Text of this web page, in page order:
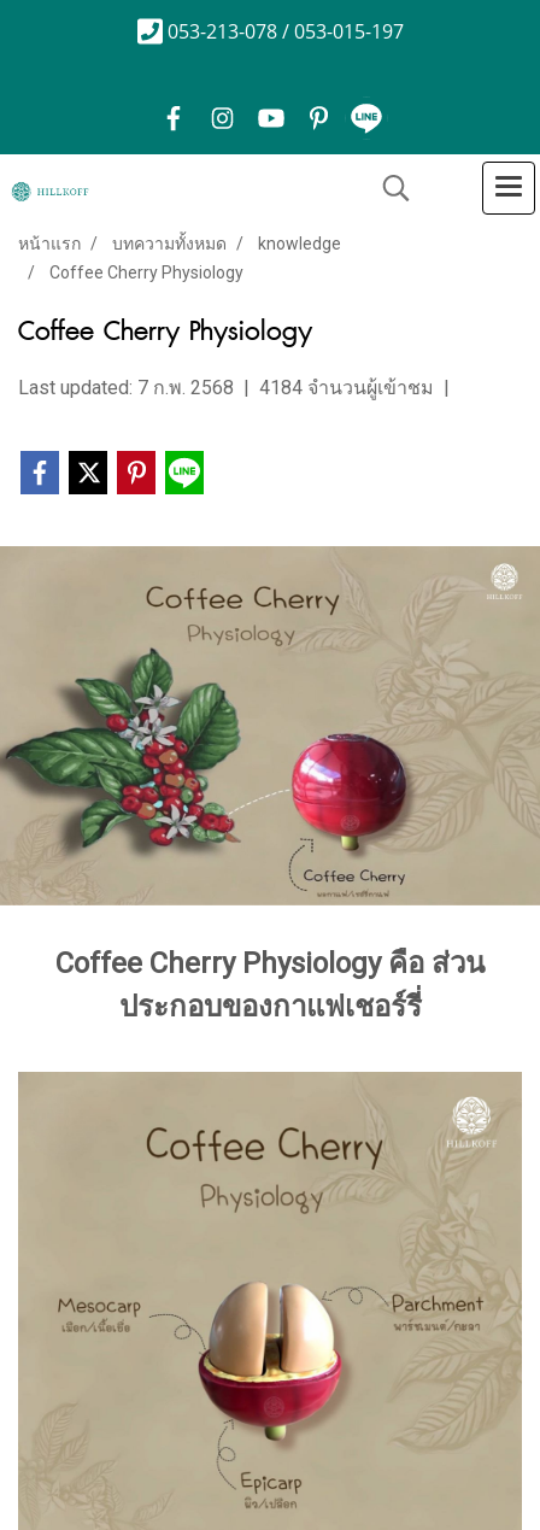
053-213-078 / 053-015-197
หน้าแรก บทความทั้งหมด
knowledge
Coffee Cherry Physiology
Coffee Cherry Physiology
Last updated: 7 ก.พ. 2568 | 4184 จำนวนผู้เข้าชม |
Coffee Cherry Physiology คือ ส่วน
ประกอบของกาแฟเชอร์รี่